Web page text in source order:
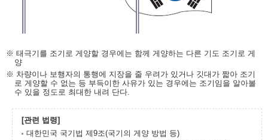
※ 태극기를 조기로 게양할 경우에는 함께 게양하는 다른 기도 조기로 게
양
※ 차량이나 보행자의 통행에 지장을 줄 우려가 있거나 깃대가 짧아 조기
로 게양할 수 없는 등 부득이한 사유가 있는 경우에는 조기임을 알아볼
수 있을 정도로 최대한 내려 단다.
[관련 법령]
대한민국 국기법 제9조(국기의 게양 방법 등)